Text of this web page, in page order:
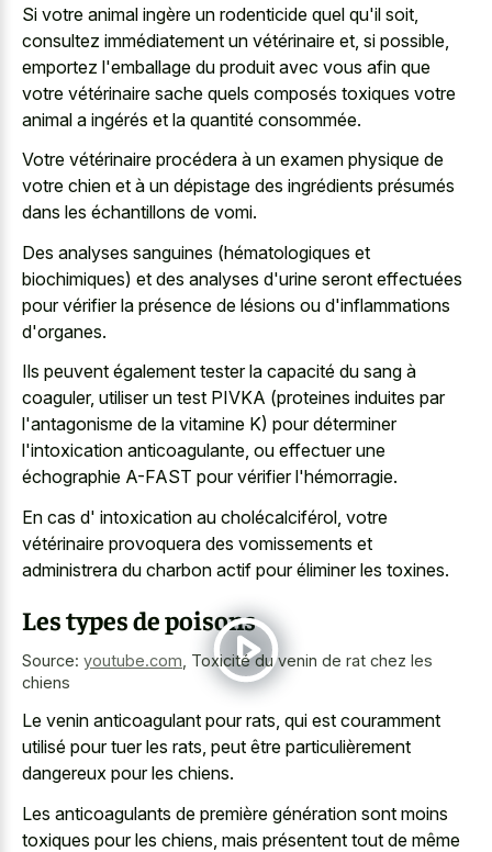
Si votre animal ingère un rodenticide quel qu'il soit,
consultez immédiatement un vétérinaire et, si possible,
emportez l'emballage du produit avec vous afin que
votre vétérinaire sache quels composés toxiques votre
animal a ingérés et la quantité consommée.
Votre vétérinaire procédera à un examen physique de
votre chien et à un dépistage des ingrédients présumés
dans les échantillons de vomi.
Des analyses sanguines (hématologiques et
biochimiques) et des analyses d'urine seront effectuées
pour vérifier la présence de lésions ou d'inflammations
d'organes.
Ils peuvent également tester la capacité du sang à
coaguler, utiliser un test PIVKA (proteines induites par
l'antagonisme de la vitamine K) pour déterminer
l'intoxication anticoagulante, ou effectuer une
échographie A-FAST pour vérifier l'hémorragie.
En cas d' intoxication au cholécalciférol, votre
vétérinaire provoquera des vomissements et
administrera du charbon actif pour éliminer les toxines.
Les types de poisons
Source: youtube.com Toxicité du venin de rat chez les
chiens
Le venin anticoagulant pour rats, qui est couramment
utilisé pour tuer les rats, peut être particulièrement
dangereux pour les chiens.
Les anticoagulants de première génération sont moins
toxiques pour les chiens, mais présentent tout de même